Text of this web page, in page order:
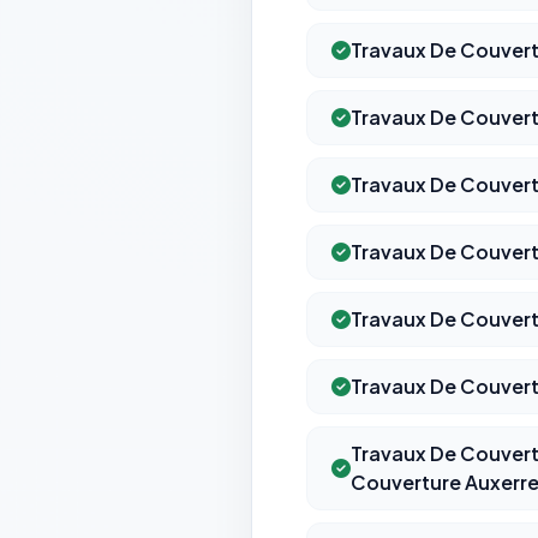
Travaux De
Travaux De
Travaux De
Travaux De
Travaux De
Travaux De
Travaux De
Couverture